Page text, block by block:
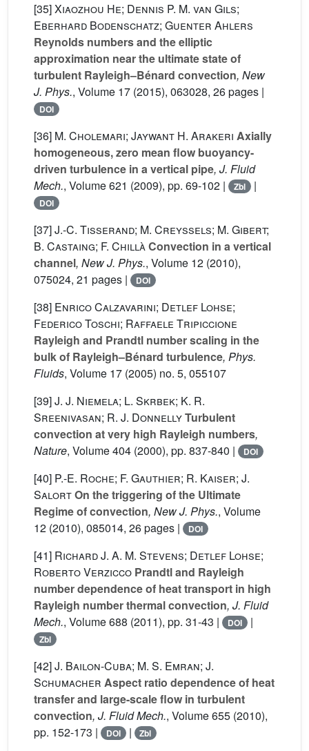
[35]Xiaozhou He; Dennis P. M. van Gils;
Eberhard Bodenschatz; Guenter Ahlers
Reynolds numbers and the elliptic
approximation near the ultimate state of
turbulent Rayleigh–Bénard convection, New
J. Phys., Volume 17 (2015), 063028, 26 pages |
DOI
[36] M. Cholemari; Jaywant H. Arakeri Axially
homogeneous, zero mean flow buoyancy-
driven turbulence in a vertical pipe, J. Fluid
Mech., Volume 621 (2009), pp. 69-102 | Zbl |
DOI
[37]J.-C. Tisserand; M. Creyssels; M. Gibert;
B. Castaing; F. ChillàConvection in a vertical
channel, New J. Phys., Volume 12 (2010),
075024, 21 pages |
DOI
[38] Enrico Calzavarini; Detlef Lohse;
Federico Toschi; Raffaele Tripiccione
Rayleigh and Prandtl number scaling in the
bulk of Rayleigh–Bénard turbulence, Phys.
Fluids, Volume 17 (2005) no. 5, 055107
[39]J. J. Niemela; L. Skrbek; K. R.
Sreenivasan; R. J. DonnellyTurbulent
convection at very high Rayleigh numbers,
Nature, Volume 404 (2000), pp. 837-840 | DOI
[40] P.-E. Roche; F. Gauthier; R. Kaiser; J.
SalortOn the triggering of the Ultimate
Regime of convection, New J. Phys., Volume
12 (2010), 085014, 26 pages | DOI
[41] Richard J. A. M. Stevens; Detlef Lohse;
Roberto Verzicco Prandtl and Rayleigh
number dependence of heat transport in high
Rayleigh number thermal convection, J. Fluid
Mech., Volume 688 (2011), pp. 31-43 | DOI |
Zbl
[42]J. Bailon-Cuba; M. S. Emran; J.
Schumacher Aspect ratio dependence of heat
transfer and large-scale flow in turbulent
convection, J. Fluid Mech., Volume 655 (2010),
pp. 152-173 |
DOI | Zbl